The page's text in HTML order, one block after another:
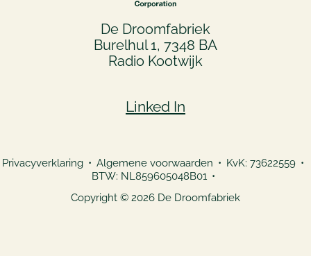
De Droomfabriek
Burelhul 1, 7348 BA
Radio Kootwijk
Linked In
Privacyverklaring Algemene voorwaarden
KvK: 73622559
BTW: NL859605048B01
Copyright © 2026 De Droomfabriek